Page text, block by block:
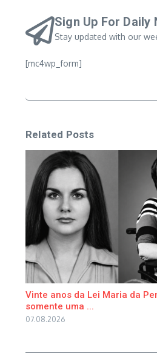
Sign Up For Daily
Stay updated with our
[mc4wp_form]
Related Posts
Vinte anos da Lei Maria da
somente uma ...
07.08.2026